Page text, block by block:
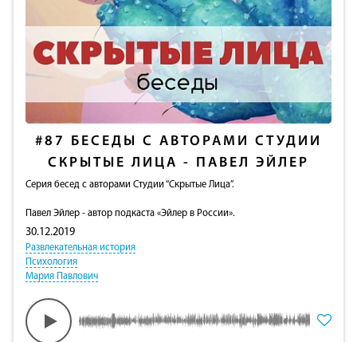
#87 БЕСЕДЫ С АВТОРАМИ СТУДИИ
СКРЫТЫЕ ЛИЦА - ПАВЕЛ ЭЙЛЕР
Серия бесед с авторами Студии “Скрытые Лица”.
Павел Эйлер - автор подкаста «Эйлер в России».
30.12.2019
Развлекательная история
Психология
Мария Павлович